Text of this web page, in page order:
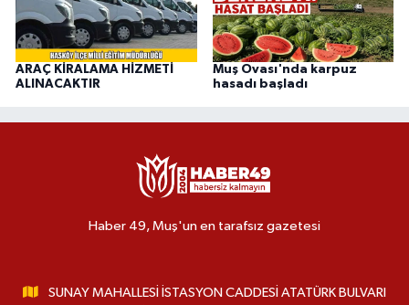
ARAÇ KİRALAMA HİZMETİ
ALINACAKTIR
Muş Ovası'nda karpuz
hasadı başladı
Haber 49, Muş'un en tarafsız gazetesi
SUNAY MAHALLESİ İSTASYON CADDESİ ATATÜRK BULVARI